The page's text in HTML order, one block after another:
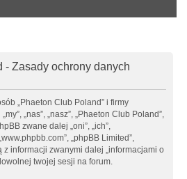
- Zasady ochrony danych
„Phaeton Club Poland” i firmy
„nas”, „nasz”, „Phaeton Club Poland”,
zwane dalej „oni”, „ich”,
„phpBB Limited”,
z informacji zwanymi dalej „informacjami o
twojej sesji na forum.